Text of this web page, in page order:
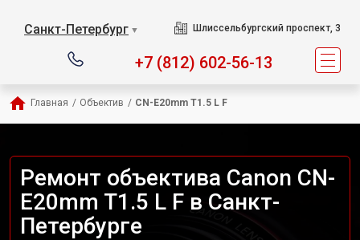
Санкт-Петербург ▼ Шлиссельбургский проспект, 3
+7 (812) 602-56-13
Главная / Объектив / CN-E20mm T1.5 L F
Ремонт объектива Canon CN-
E20mm T1.5 L F в Санкт-
Петербурге